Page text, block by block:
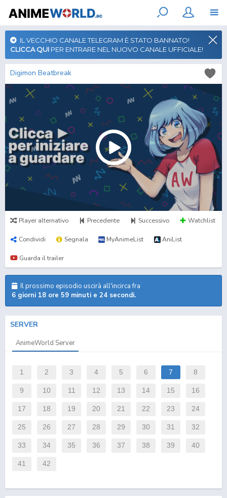
IL VECCHIO CANALE TELEGRAM È STATO BANNATO!
CLICCA QUI PER ENTRARE NEL NUOVO CANALE UFFICIALE!
Digimon Beatbreak
Player alternativo Precedente Successivo Watchlist
Condividi Segnala MyAnimeList AniList
Guarda il trailer
Il prossimo episodio uscirà all'incirca fra
6 giorni 18 ore 59 minuti e 24 secondi.
SERVER
AnimeWorld Server
1 2 3 4 5 6 7 8
9 10 11 12 13 14 15 16
17 18 19 20 21 22 23 24
25 26 27 28 29 30 31 32
33 34 35 36 37 38 39 40
41 42